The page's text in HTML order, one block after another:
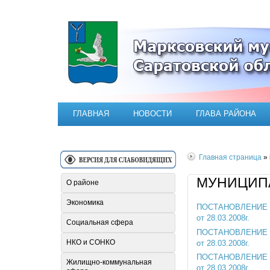
Официальный сайт
ГЛАВНАЯ НОВОСТИ ГЛАВА РАЙОНА
Главная страница »
ПОСТАНОВЛЕНИЕ №
от 28.03.2008г.
ПОСТАНОВЛЕНИЕ №
от 28.03.2008г.
ПОСТАНОВЛЕНИЕ №
от 28.03.2008г.
О районе
Экономика
Социальная сфера
НКО и СОНКО
Жилищно-коммунальная